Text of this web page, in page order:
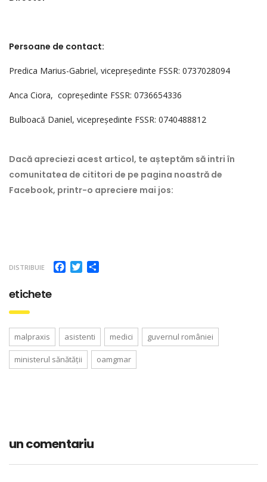
Persoane de contact:
Predica Marius-Gabriel, vicepreședinte FSSR: 0737028094
Anca Ciora, copreședinte FSSR: 0736654336
Bulboacă Daniel, vicepreședinte FSSR: 0740488812
Dacă apreciezi acest articol, te așteptăm să intri în
comunitatea de cititori de pe pagina noastră de
Facebook, printr-o apreciere mai jos:
DISTRIBUIE Facebook
Twitter
etichete
malpraxis asistenti medici guvernul româniei
ministerul sănătății oamgmar
un comentariu